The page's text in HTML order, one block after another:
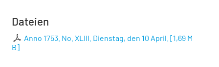
Dateien
Anno 1753. No. XLIII. Dienstag, den 10 April. [1,69 M
B]